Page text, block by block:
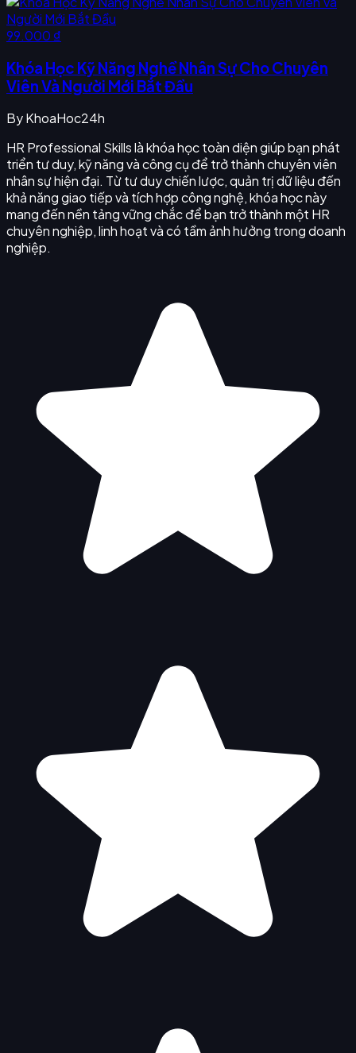
99.000 ₫
Khóa Học Kỹ Năng Nghề Nhân Sự Cho Chuyên
Viên Và Người Mới Bắt Đầu
ByKhoaHoc24h
HR Professional Skills là khóa học toàn diện giúp bạn phát
triển tư duy, kỹ năng và công cụ để trở thành chuyên viên
nhân sự hiện đại. Từ tư duy chiến lược, quản trị dữ liệu đến
khả năng giao tiếp và tích hợp công nghệ, khóa học này
mang đến nền tảng vững chắc để bạn trở thành một HR
chuyên nghiệp, linh hoạt và có tầm ảnh hưởng trong doanh
nghiệp.